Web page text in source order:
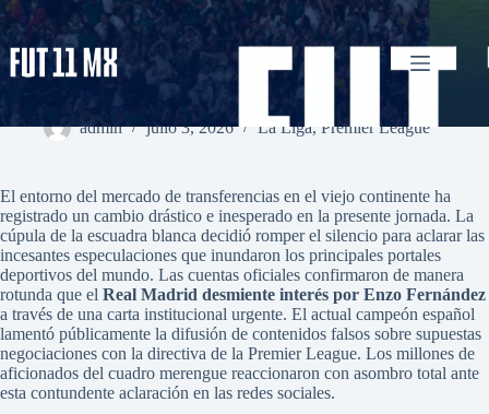
Saltar
al
contenido
Real Madrid desmiente interés por Enzo Fernández mediante
un comunicado
admin julio 3, 2026 La Liga, Premier League
El entorno del mercado de transferencias en el viejo continente ha
registrado un cambio drástico e inesperado en la presente jornada. La
cúpula de la escuadra blanca decidió romper el silencio para aclarar las
incesantes especulaciones que inundaron los principales portales
deportivos del mundo. Las cuentas oficiales confirmaron de manera
rotunda que el Real Madrid desmiente interés por Enzo Fernández
a través de una carta institucional urgente. El actual campeón español
lamentó públicamente la difusión de contenidos falsos sobre supuestas
negociaciones con la directiva de la Premier League. Los millones de
aficionados del cuadro merengue reaccionaron con asombro total ante
esta contundente aclaración en las redes sociales.